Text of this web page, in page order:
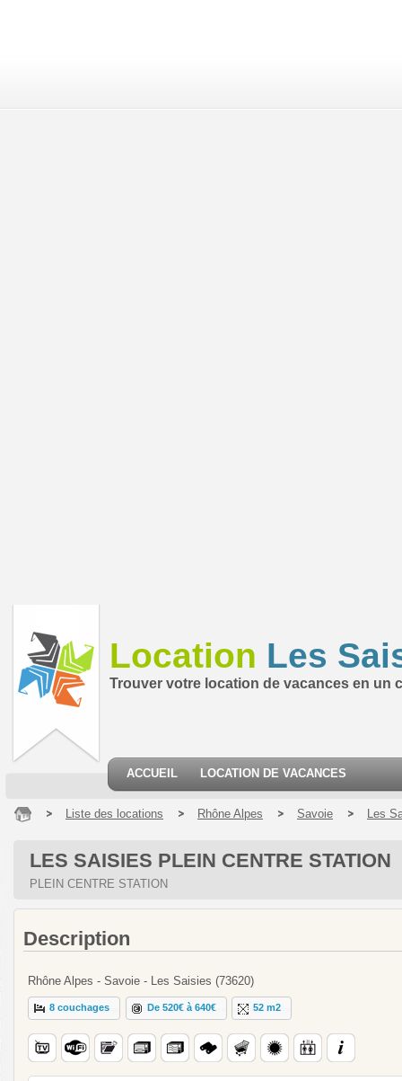
Location Les
Trouver votre location de vacances en un
ACCUEIL LOCATION DE VACANCES
Liste des locations Rhône Alpes Savoie Les
LES SAISIES PLEIN CENTRE STATION
PLEIN CENTRE STATION
Description
Rhône Alpes - Savoie - Les Saisies (73620)
8 couchages De 520€ à 640€ 52 m2